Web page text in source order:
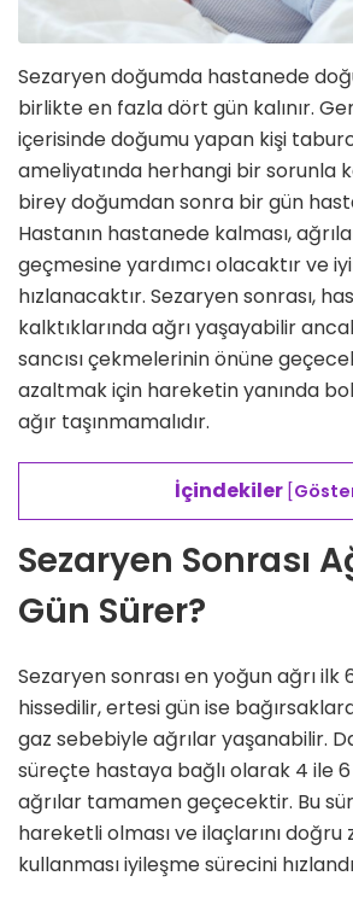
Sezaryen doğumda hastanede
birlikte en fazla dört gün kalınır.
içerisinde doğumu yapan kişi
ameliyatında herhangi bir sorunla
birey doğumdan sonra bir gün
Hastanın hastanede kalması,
geçmesine yardımcı olacaktır ve
hızlanacaktır. Sezaryen sonrası,
kalktıklarında ağrı yaşayabilir
sancısı çekmelerinin önüne
azaltmak için hareketin yanında
ağır taşınmamalıdır.
İçindekiler [
Sezaryen Sonrası
Gün Sürer?
Sezaryen sonrası en yoğun ağrı ilk
hissedilir, ertesi gün ise
gaz sebebiyle ağrılar yaşanabilir.
süreçte hastaya bağlı olarak 4 ile
ağrılar tamamen geçecektir. Bu
hareketli olması ve ilaçlarını doğru
kullanması iyileşme sürecini